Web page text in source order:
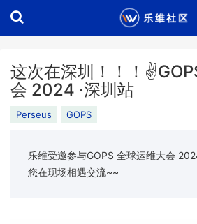
这次在深圳！！！
会 2024 ·深圳站
Perseus GOPS
乐维受邀参与GOPS 全球运维大会
您在现场相遇交流~~